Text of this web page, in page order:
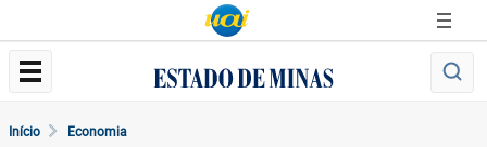
Início Economia